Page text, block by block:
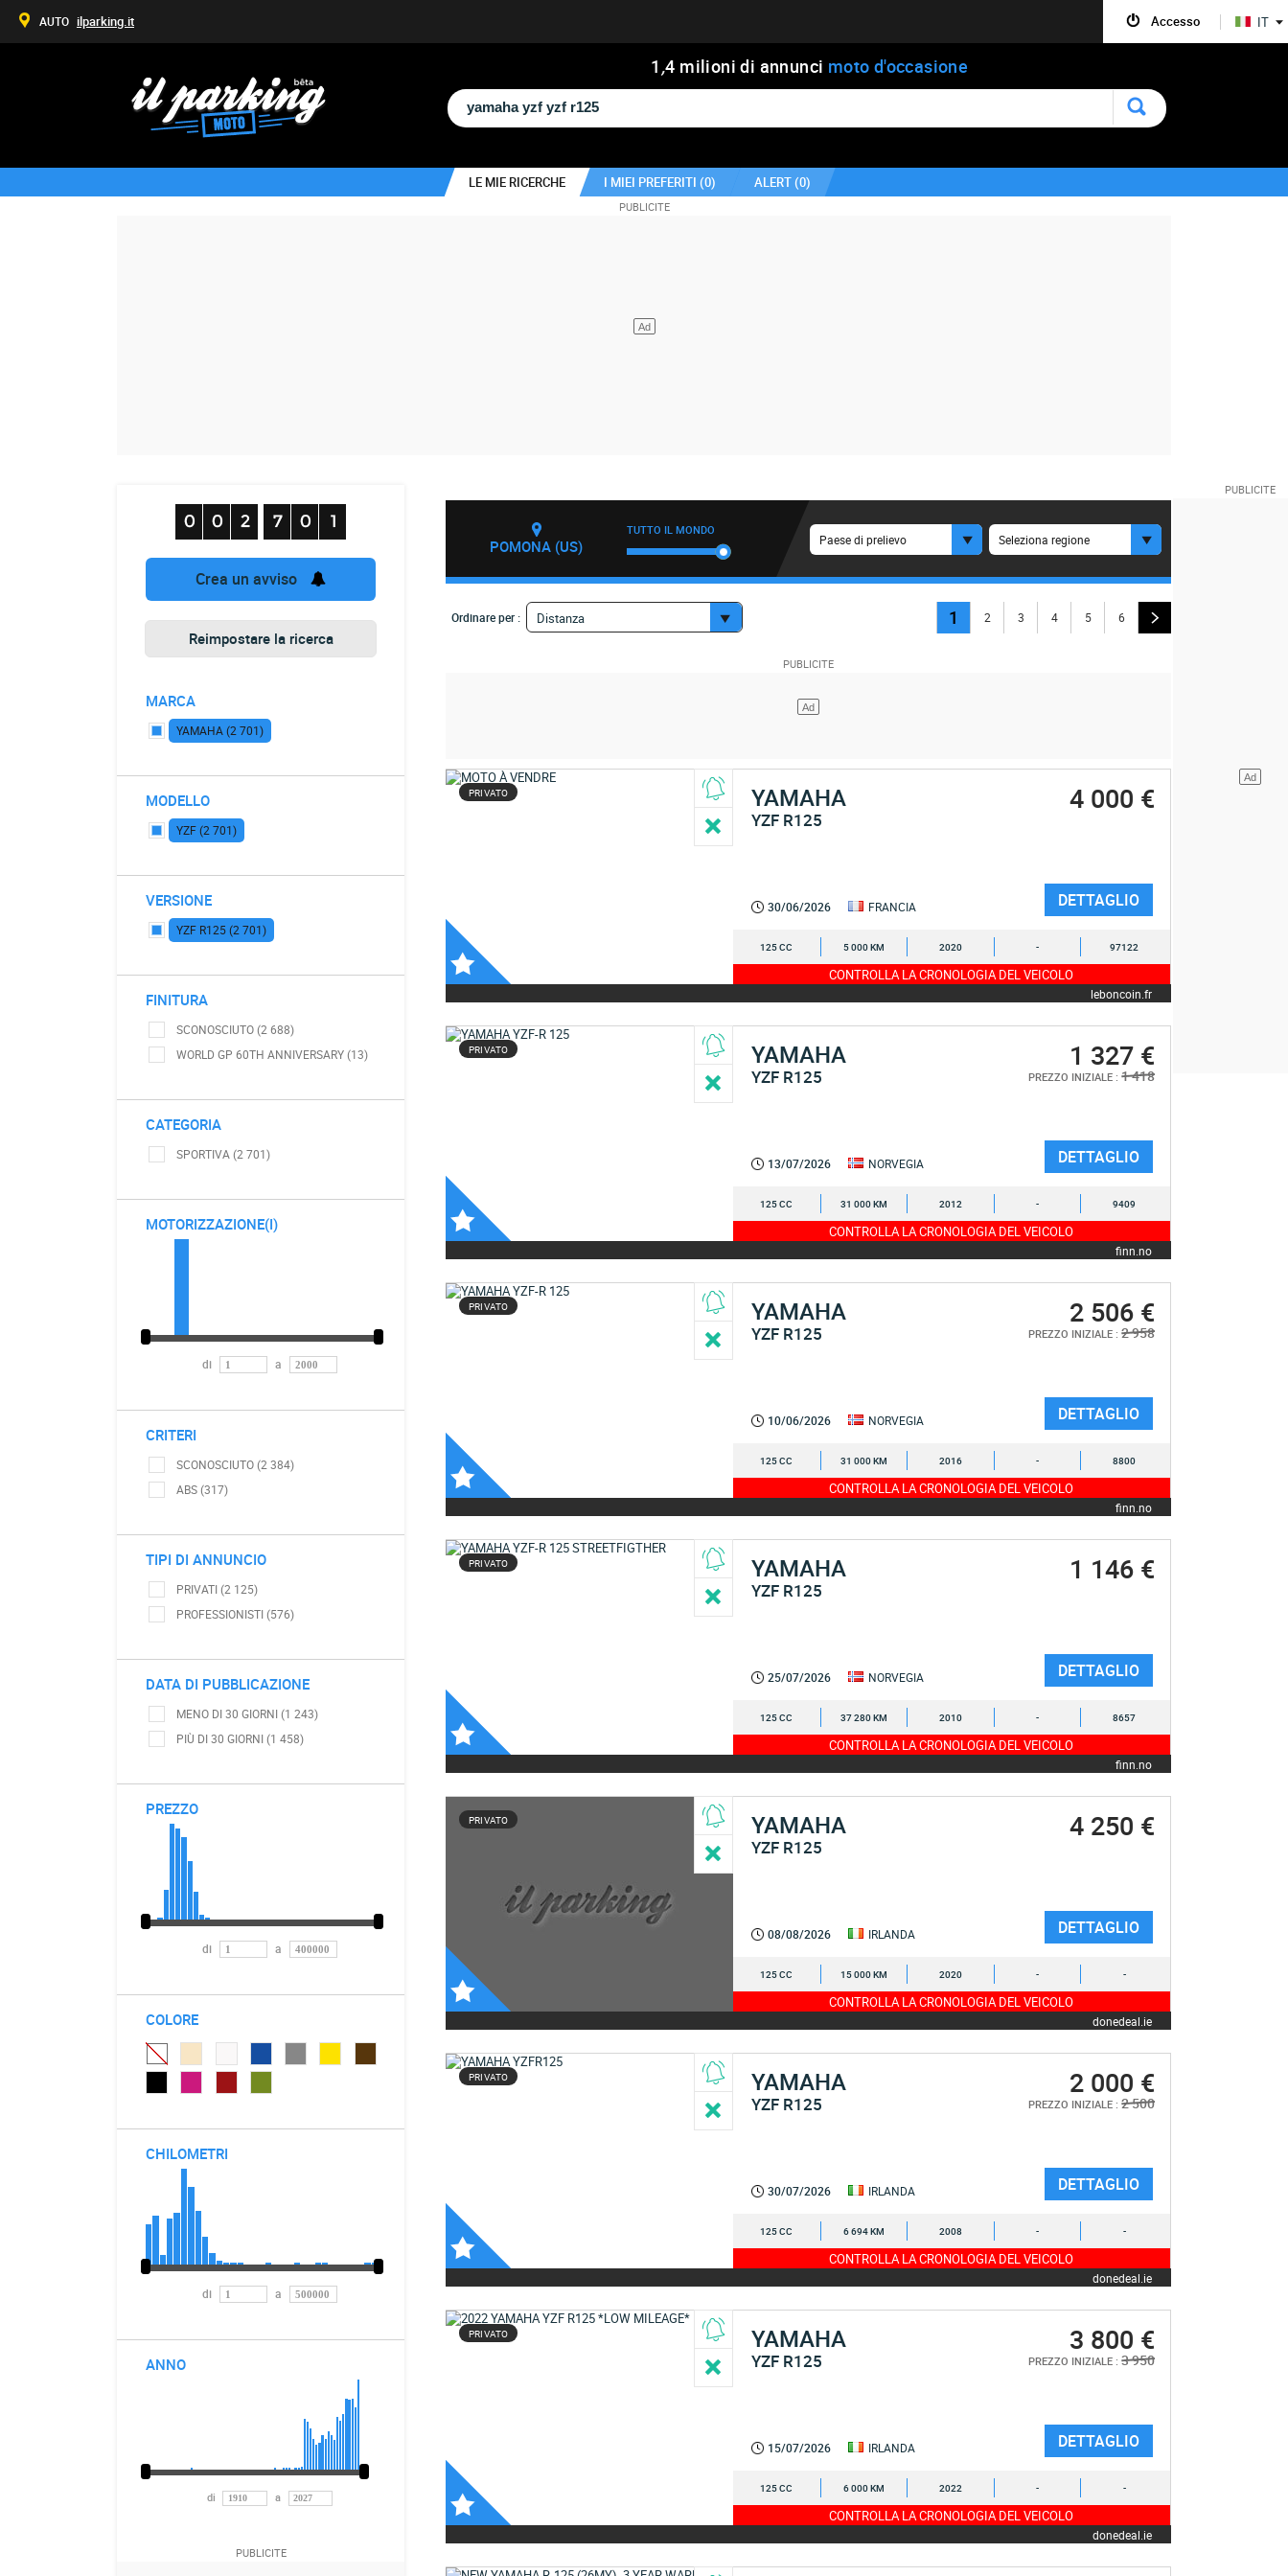
1 ,4 milioni di annunci moto d'occasione
LE MIE RICERCHE I MIEI PREFERITI (0) ALERT (0)
Crea un avviso
Reimpostare la ricerca
MARCA
YAMAHA (2 701)
MODELLO
YZF (2 701)
VERSIONE
YZF R125 (2 701)
FINITURA
SCONOSCIUTO (2 688)
WORLD GP 60TH ANNIVERSARY (13)
CATEGORIA
SPORTIVA (2 701)
MOTORIZZAZIONE(I)
di a
CRITERI
SCONOSCIUTO (2 384)
ABS (317)
TIPI DI ANNUNCIO
PRIVATI (2 125)
PROFESSIONISTI (576)
DATA DI PUBBLICAZIONE
MENO DI 30 GIORNI (1 243)
PIÙ DI 30 GIORNI (1 458)
PREZZO
di a
COLORE
CHILOMETRI
di a
ANNO
POMONA (US)
TUTTO IL MONDO
Paese di prelievo Seleziona regione
Ordinare per : Distanza 1 2 3 4 5 6
PRIVATO YAMAHA
YZF R125
4 000 €
30/06/2026 FRANCIA DETTAGLIO
125 CC 5 000 KM 2020 - 97122
CONTROLLA LA CRONOLOGIA DEL VEICOLO
leboncoin.fr
PRIVATO YAMAHA
YZF R125
1 327 €
PREZZO INIZIALE : 1 418
13/07/2026 NORVEGIA DETTAGLIO
125 CC 31 000 KM 2012 - 9409
CONTROLLA LA CRONOLOGIA DEL VEICOLO
finn.no
PRIVATO YAMAHA
YZF R125
2 506 €
PREZZO INIZIALE : 2 958
10/06/2026 NORVEGIA DETTAGLIO
125 CC 31 000 KM 2016 - 8800
CONTROLLA LA CRONOLOGIA DEL VEICOLO
finn.no
PRIVATO YAMAHA
YZF R125
1 146 €
25/07/2026 NORVEGIA DETTAGLIO
125 CC 37 280 KM 2010 - 8657
CONTROLLA LA CRONOLOGIA DEL VEICOLO
finn.no
PRIVATO YAMAHA
YZF R125
4 250 €
08/08/2026 IRLANDA DETTAGLIO
125 CC 15 000 KM 2020 - -
CONTROLLA LA CRONOLOGIA DEL VEICOLO
donedeal.ie
PRIVATO YAMAHA
YZF R125
2 000 €
PREZZO INIZIALE : 2 500
30/07/2026 IRLANDA DETTAGLIO
125 CC 6 694 KM 2008 - -
CONTROLLA LA CRONOLOGIA DEL VEICOLO
donedeal.ie
PRIVATO YAMAHA
YZF R125
3 800 €
PREZZO INIZIALE : 3 950
15/07/2026 IRLANDA DETTAGLIO
125 CC 6 000 KM 2022 - -
CONTROLLA LA CRONOLOGIA DEL VEICOLO
donedeal.ie
Accesso
AUTO ilparking.it IT